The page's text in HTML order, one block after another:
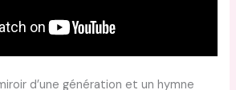
d’une génération et un hymne